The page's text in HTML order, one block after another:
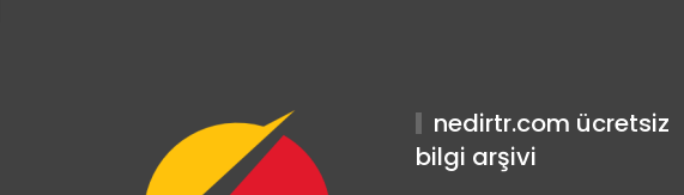
nedirtr.com ücretsiz
bilgi arşivi